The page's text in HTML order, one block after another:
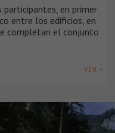
participantes, en primer
entre los edificios, en
completan el conjunto
VER +